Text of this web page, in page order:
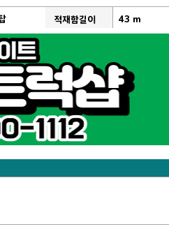
적재함길이 43 m